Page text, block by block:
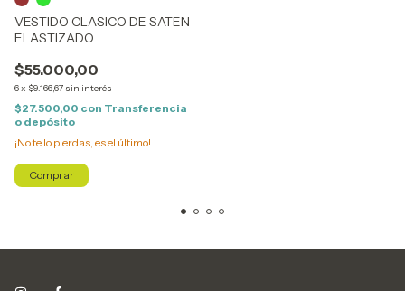
VESTIDO CLASICO DE SATEN
ELASTIZADO
$55.000,00
6x $9.166,67 sin interés
$27.500,00 con Transferencia
o depósito
¡No te lo pierdas, es el último!
Comprar